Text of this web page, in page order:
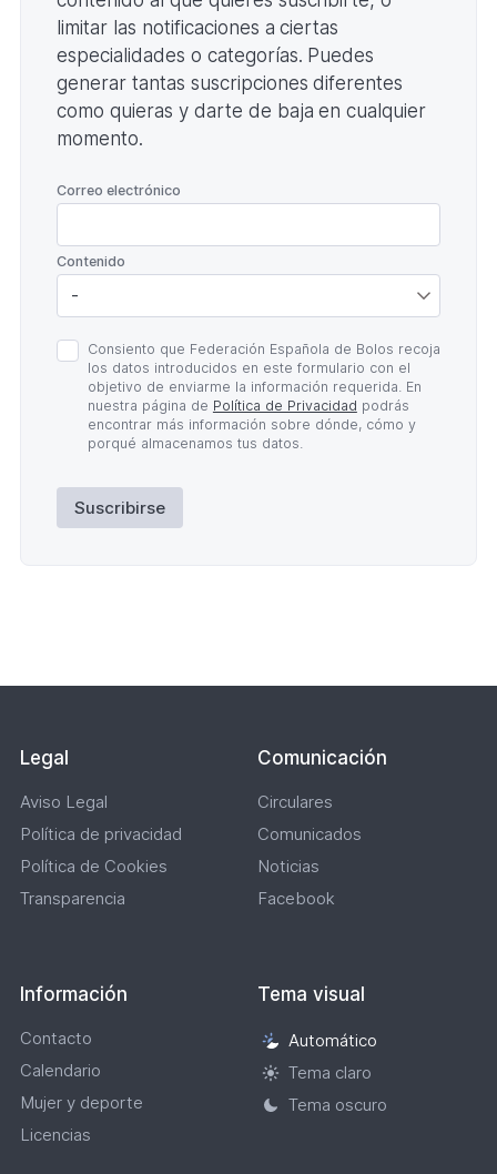
limitar las notificaciones a ciertas
especialidades o categorías. Puedes
generar tantas suscripciones diferentes
como quieras y darte de baja en cualquier
momento.
Correo electrónico
Contenido
Política
de
Privacidad
Consiento que Federación Española de Bolos recoja
los datos introducidos en este formulario con el
objetivo de enviarme la información requerida. En
nuestra página de Política de Privacidad podrás
encontrar más información sobre dónde, cómo y
porqué almacenamos tus datos.
Suscribirse
Legal
Aviso Legal
Política de privacidad
Política de Cookies
Transparencia
Comunicación
Circulares
Comunicados
Noticias
Facebook
Información
Contacto
Calendario
Mujer y deporte
Licencias
Tema visual
Selección
de
tema
Automático
Tema claro
Tema oscuro